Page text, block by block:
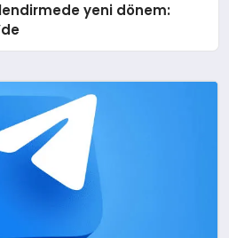
yeni dönem: